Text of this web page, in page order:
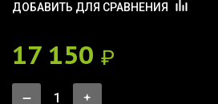
ДОБАВИТЬ ДЛЯ СРАВНЕНИЯ
17 150 ₽